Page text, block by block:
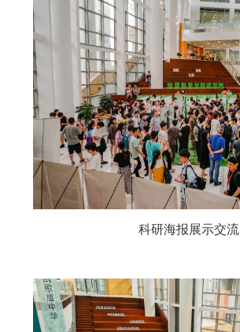
科研海报展示交流